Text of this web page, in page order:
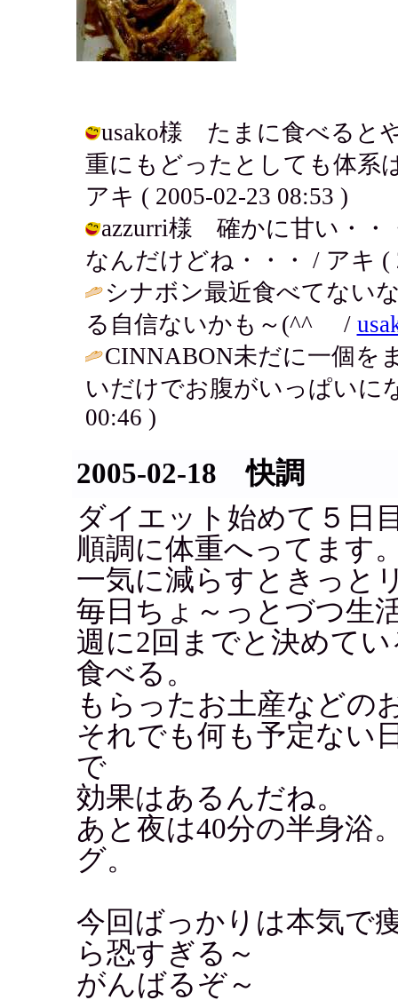
usako様 たまに食べると
重にもどったとしても体系
アキ ( 2005-02-23 08:53 )
azzurri様 確かに甘い・・
なんだけどね・・・ / アキ (
シナボン最近食べてない
る自信ないかも～(^^ゞ /
CINNABON未だに一個を
いだけでお腹がいっぱいに
00:46 )
2005-02-18 快調
ダイエット始めて５日
順調に体重へってます
一気に減らすときっと
毎日ちょ～っとづつ生
週に2回までと決めて
食べる。
もらったお土産などの
それでも何も予定ない
で
効果はあるんだね。
あと夜は40分の半身浴
グ。
今回ばっかりは本気で
ら恐すぎる～
がんばるぞ～